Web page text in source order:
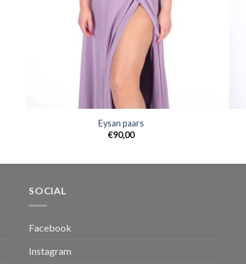
Eysan paars
€90,00
SOCIAL
Facebook
Instagram